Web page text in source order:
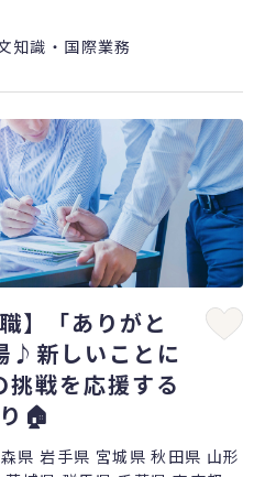
知識・国際業務
】「ありがと
♪新しいことに
戦を応援する
🏠
県 岩手県 宮城県 秋田県 山形